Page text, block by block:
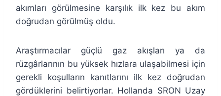
akımları görülmesine karşılık ilk kez bu akım
doğrudan görülmüş oldu.
Araştırmacılar güçlü gaz akışları ya da
rüzgârlarının bu yüksek hızlara ulaşabilmesi için
gerekli koşulların kanıtlarını ilk kez doğrudan
gördüklerini belirtiyorlar. Hollanda SRON Uzay